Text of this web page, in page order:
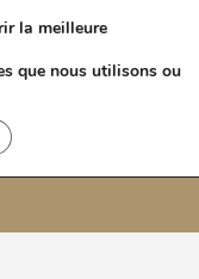
la meilleure
que nous utilisons ou